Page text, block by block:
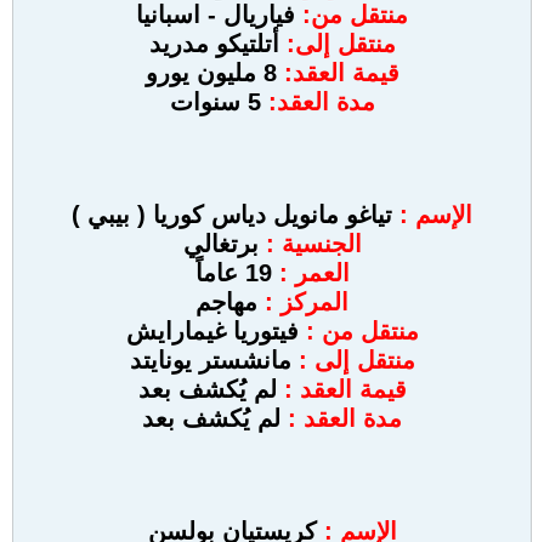
منتقل من: فياريال - اسبانيا
منتقل إلى:
أتلتيكو مدريد
قيمة العقد: 8 مليون يورو
مدة العقد: 5 سنوات
الإسم : تياغو مانويل دياس كوريا ( بيبي )
الجنسية : برتغالي
العمر :19 عاماً
المركز : مهاجم
منتقل من : فيتوريا غيمارايش
منتقل إلى : مانشستر يونايتد
قيمة العقد : لم يُكشف بعد
مدة العقد : لم يُكشف بعد
الإسم :كريستيان بولسن